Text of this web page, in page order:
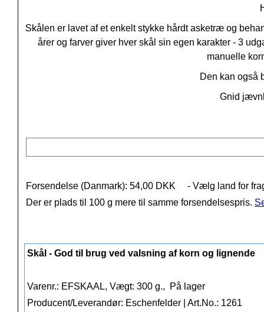
Skålen er lavet af et enkelt stykke hårdt asketræ og
årer og farver giver hver skål sin egen karakter - 3
manuelle
Den kan også
Gnid
Forsendelse (Danmark): 54,00 DKK
- Vælg land for
Der er plads til 100 g mere til samme forsendelsespris.
Skål - God til brug ved valsning af korn og lignende
Varenr.: EFSKAAL, Vægt: 300 g.,
På lager
Producent/Leverandør: Eschenfelder | Art.No.: 1261